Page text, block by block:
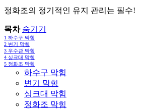
정화조의 정기적인 유지 관리는 필수!
목차 숨기기
1 하수구 막힘
2 변기 막힘
3 우수관 막힘
4 싱크대 막힘
5 정화조 막힘
하수구 막힘
변기 막힘
싱크대 막힘
정화조 막힘